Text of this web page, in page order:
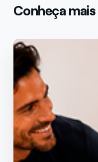
Conheça
Apanhe a onda da
Tarifa Digital